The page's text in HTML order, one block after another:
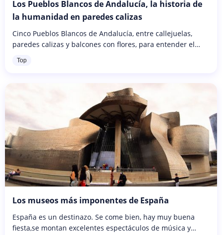
Los Pueblos Blancos de Andalucía, la historia de
la humanidad en paredes calizas
Cinco Pueblos Blancos de Andalucía, entre callejuelas,
paredes calizas y balcones con flores, para entender el
sus tradiciones...
Top
Los museos más imponentes de España
España es un destinazo. Se come bien, hay muy buena
fiesta,se montan excelentes espectáculos de música y